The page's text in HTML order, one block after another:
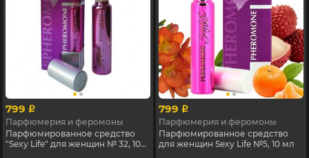
799 p
Парфюмерия и феромоны
Парфюмированное средство
"Sexy Life" для женщин № 32, 10
799 p
Парфюмерия и феромоны
Парфюмированное средство
для женщин Sexy Life №5, 10 мл